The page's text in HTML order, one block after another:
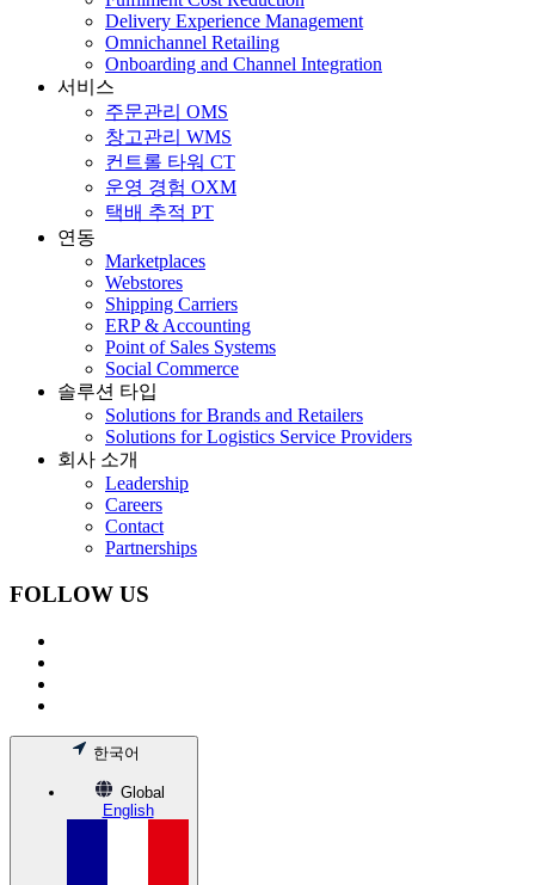
Delivery Experience Management
Omnichannel Retailing
Onboarding and Channel Integration
서비스
주문관리 OMS
창고관리 WMS
컨트롤 타워 CT
운영 경험 OXM
택배 추적 PT
연동
Marketplaces
Webstores
Shipping Carriers
ERP & Accounting
Point of Sales Systems
Social Commerce
솔루션 타입
Solutions for Brands and Retailers
Solutions for Logistics Service Providers
회사 소개
Leadership
Careers
Contact
Partnerships
FOLLOW US
한국어
Global
English